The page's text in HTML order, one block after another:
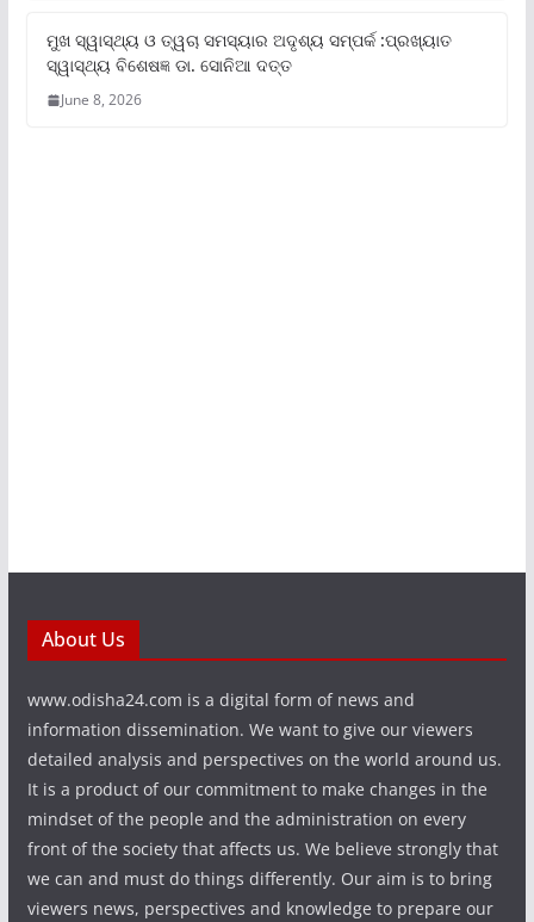
ମୁଖ ସ୍ୱାସ୍ଥ୍ୟ ଓ ତ୍ୱଚା ସମସ୍ୟାର ଅଦୃଶ୍ୟ ସମ୍ପର୍କ :ପ୍ରଖ୍ୟାତ
ସ୍ୱାସ୍ଥ୍ୟ ବିଶେଷଜ୍ଞ ଡା. ସୋନିଆ ଦତ୍ତ
June 8, 2026
About Us
www.odisha24.com is a digital form of news and
information dissemination. We want to give our viewers
detailed analysis and perspectives on the world around us.
It is a product of our commitment to make changes in the
mindset of the people and the administration on every
front of the society that affects us. We believe strongly that
we can and must do things differently. Our aim is to bring
viewers news, perspectives and knowledge to prepare our